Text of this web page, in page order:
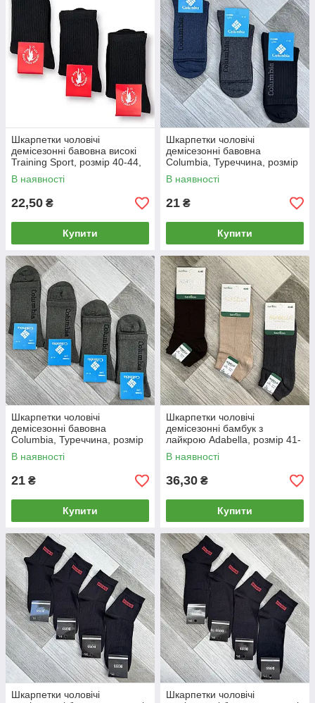
Шкарпетки чоловічі
демісезонні бавовна високі
Training Sport, розмір 40-44,
чорні, 08492
В наявності
22,50 ₴
Купити
Шкарпетки чоловічі
демісезонні бавовна
Columbia, Туреччина, розмір
41-45, асорті, 02445
В наявності
21 ₴
Купити
Шкарпетки чоловічі
демісезонні бавовна
Columbia, Туреччина, розмір
41-45, хакі, 02441
В наявності
21 ₴
Купити
Шкарпетки чоловічі
демісезонні бамбук з
лайкрою Adabella, розмір 41-
45, короткі, асорті,02845
В наявності
36,30 ₴
Купити
Шкарпетки чоловічі
Шкарпетки чоловічі